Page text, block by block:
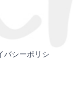
バシーポリシ